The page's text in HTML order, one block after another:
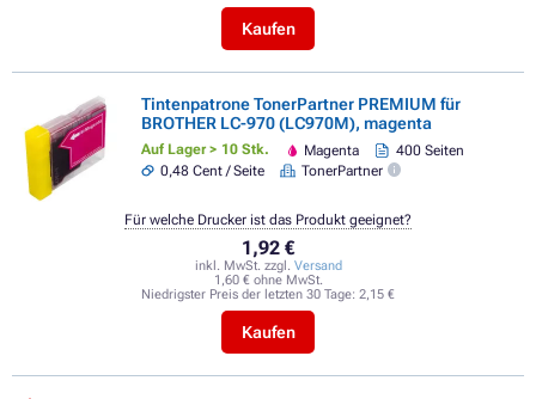
Kaufen
Tintenpatrone TonerPartner PREMIUM für
BROTHER LC-970 (LC970M), magenta
Auf Lager > 10 Stk. Magenta
400 Seiten
0,48 Cent / Seite
TonerPartner
1,92 €
inkl. MwSt. zzgl. Versand
1,60 € ohne MwSt.
Niedrigster Preis der letzten 30 Tage: 2,15 €
Kaufen
Für welche Drucker ist das Produkt geeignet?